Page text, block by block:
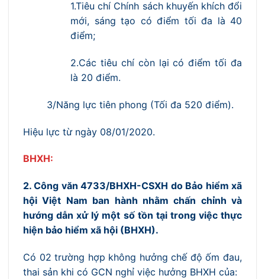
1.Tiêu chí Chính sách khuyến khích đổi
mới, sáng tạo có điểm tối đa là 40
điểm;
2.Các tiêu chí còn lại có điểm tối đa
là 20 điểm.
3/Năng lực tiên phong (Tối đa 520 điểm).
Hiệu lực từ ngày 08/01/2020.
BHXH:
2. Công văn 4733/BHXH-CSXH do Bảo hiểm xã
hội Việt Nam ban hành nhằm chấn chỉnh và
hướng dẫn xử lý một số tồn tại trong việc thực
hiện bảo hiểm xã hội (BHXH).
Có 02 trường hợp không hưởng chế độ ốm đau,
thai sản khi có GCN nghỉ việc hưởng BHXH của: